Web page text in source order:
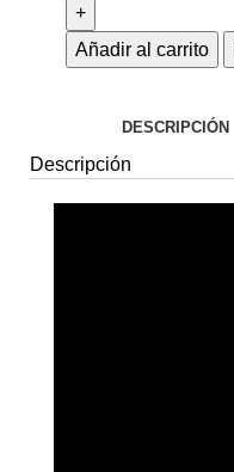
Añadir al carrito
DESCRIPCIÓN
Descripción